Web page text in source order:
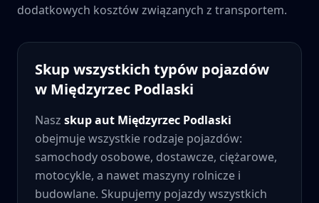
dodatkowych kosztów związanych z transportem.
Skup wszystkich typów pojazdów
w Międzyrzec Podlaski
Nasz skup aut Międzyrzec Podlaski
obejmuje wszystkie rodzaje pojazdów:
samochody osobowe, dostawcze, ciężarowe,
motocykle, a nawet maszyny rolnicze i
budowlane. Skupujemy pojazdy wszystkich